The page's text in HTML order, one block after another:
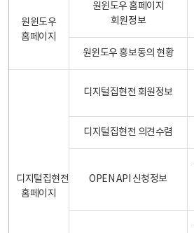
원윈도우
홈페이지
원윈도우 홈페이지
회원정보
원윈도우 홍보동의 현황
디지털집현전
홈페이지
디지털집현전 회원정보
디지털집현전 의견수렴
OPEN API 신청정보